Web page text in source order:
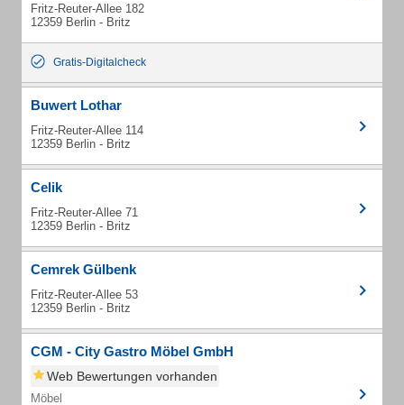
Fritz-Reuter-Allee 182
12359 Berlin - Britz
Gratis-Digitalcheck
Buwert Lothar
Fritz-Reuter-Allee 114
12359 Berlin - Britz
Celik
Fritz-Reuter-Allee 71
12359 Berlin - Britz
Cemrek Gülbenk
Fritz-Reuter-Allee 53
12359 Berlin - Britz
CGM - City Gastro Möbel GmbH
Web Bewertungen vorhanden
Möbel